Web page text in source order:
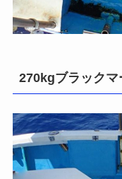
270kgブラックマ